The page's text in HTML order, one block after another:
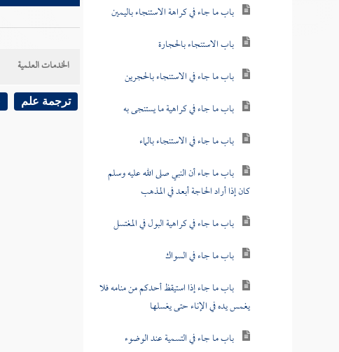
باب ما جاء في كراهة الاستنجاء باليمين
باب الاستنجاء بالحجارة
باب ما جاء في الاستنجاء بالحجرين
باب ما جاء في كراهية ما يستنجى به
باب ما جاء في الاستنجاء بالماء
باب ما جاء أن النبي صلى الله عليه وسلم
كان إذا أراد الحاجة أبعد في المذهب
باب ما جاء في كراهية البول في المغتسل
باب ما جاء في السواك
باب ما جاء إذا استيقظ أحدكم من منامه فلا
يغمس يده في الإناء حتى يغسلها
باب ما جاء في التسمية عند الوضوء
الخدمات العلمية
ترجمة علم